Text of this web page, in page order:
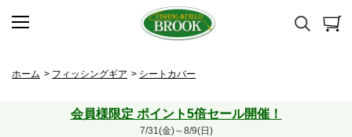
ホーム > フィッシングギア > シートカバー
会員様限定 ポイント5倍セール開催！
7/31(金)～8/9(日)